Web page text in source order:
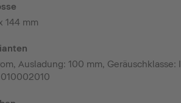
144 mm
Ausladung: 100 mm, Geräuschklasse: I